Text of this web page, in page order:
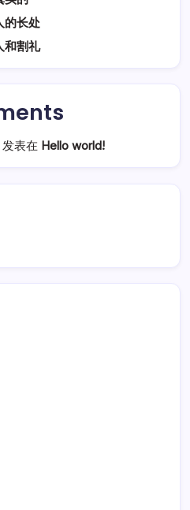
的长处
和割礼
发表在 Hello world!